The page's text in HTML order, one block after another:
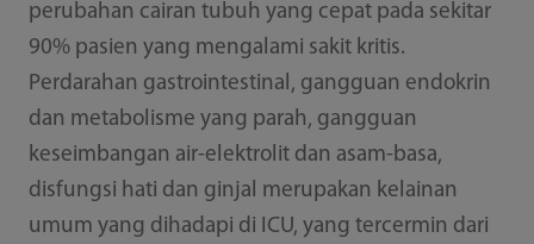
perubahan cairan tubuh yang cepat pada sekitar
90% pasien yang mengalami sakit kritis.
Perdarahan gastrointestinal, gangguan endokrin
dan metabolisme yang parah, gangguan
keseimbangan air-elektrolit dan asam-basa,
disfungsi hati dan ginjal merupakan kelainan
umum yang dihadapi di ICU, yang tercermin dari